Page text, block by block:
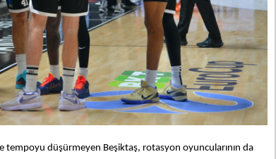
tempoyu düşürmeyen Beşiktaş, rotasyon oyuncularının da